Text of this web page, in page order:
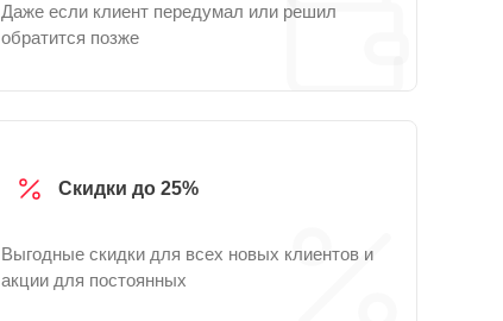
Даже если клиент передумал или решил
обратится позже
Скидки до 25%
Выгодные скидки для всех новых клиентов и
акции для постоянных